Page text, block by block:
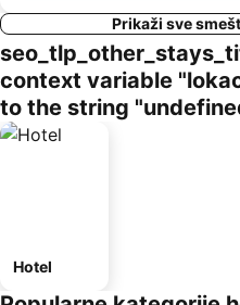
Prikaži sve
context variable
to the string
Hotel